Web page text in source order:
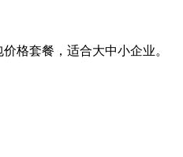
格套餐，适合大中小企业。